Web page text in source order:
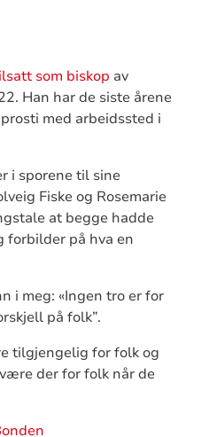
som biskop av
Han har de siste årene
med arbeidssted i
i sporene til sine
Fiske og Rosemarie
at begge hadde
på hva en
i meg: «Ingen tro er for
på folk”.
tilgjengelig for folk og
der for folk når de